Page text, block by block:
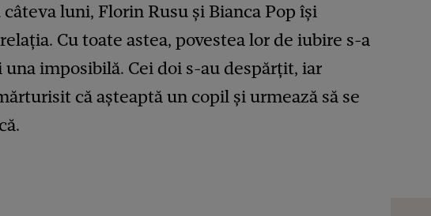
luni, Florin Rusu și Bianca Pop își
Cu toate astea, povestea lor de iubire s-a
una imposibilă. Cei doi s-au despărțit, iar
că așteaptă un copil și urmează să se